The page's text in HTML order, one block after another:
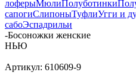
лоферыМюлиПолуботинки
сапогиСлипоныТуфлиУгги и
сабоЭспадрильи
-Боcоножки женские
НЬЮ
Артикул: 610609-9